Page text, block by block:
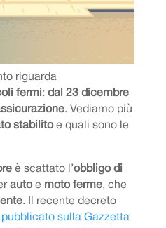
riguarda
fermi : dal 23 dicembre
. Vediamo più
stabilitoe quali sono le
è scattato l’obbligo di
auto e moto ferme, che
. Il recente decreto
pubblicato sulla Gazzetta